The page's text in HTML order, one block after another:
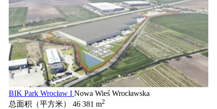
BIK Park Wrocław I Nowa Wieś Wrocławska
总面积（平方米）
46 381 m2